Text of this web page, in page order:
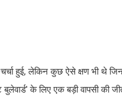
हुई, लेकिन कुछ ऐसे क्षण भी थे
के लिए एक बड़ी वापसी की